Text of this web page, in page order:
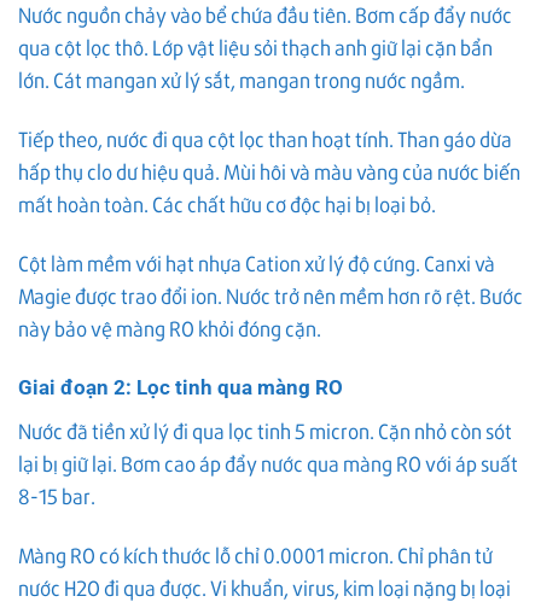
Nước nguồn chảy vào bể chứa đầu tiên. Bơm cấp đẩy nước
qua cột lọc thô. Lớp vật liệu sỏi thạch anh giữ lại cặn bẩn
lớn. Cát mangan xử lý sắt, mangan trong nước ngầm.
Tiếp theo, nước đi qua cột lọc than hoạt tính. Than gáo dừa
hấp thụ clo dư hiệu quả. Mùi hôi và màu vàng của nước biến
mất hoàn toàn. Các chất hữu cơ độc hại bị loại bỏ.
Cột làm mềm với hạt nhựa Cation xử lý độ cứng. Canxi và
Magie được trao đổi ion. Nước trở nên mềm hơn rõ rệt. Bước
này bảo vệ màng RO khỏi đóng cặn.
Giai đoạn 2: Lọc tinh qua màng RO
Nước đã tiền xử lý đi qua lọc tinh 5 micron. Cặn nhỏ còn sót
lại bị giữ lại. Bơm cao áp đẩy nước qua màng RO với áp suất
8-15 bar.
Màng RO có kích thước lỗ chỉ 0.0001 micron. Chỉ phân tử
nước H2O đi qua được. Vi khuẩn, virus, kim loại nặng bị loại